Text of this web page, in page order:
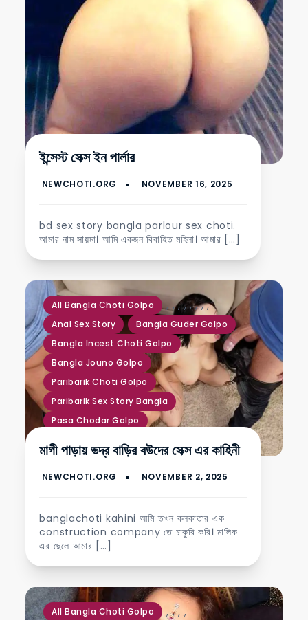
ইন্সেস্ট সেক্স ইন পার্লার
bd sex story bangla parlour sex choti.
আমার নাম সায়মা। আমি একজন বিবাহিত মহিলা। আমার […]
All Bangla Choti Golpo ,
Anal Sex Story
,
Bangla Guder Golpo
,
Bangla Incest Choti Golpo
,
Bangla Jouno Golpo
,
Paribarik Choti Golpo
,
Paribarik Sex Story Bangla
,
Pasa Chodar Golpo
,
মাগী পাড়ায় ভদ্র বাড়ির বউদের সেক্স এর কাহিনী
banglachoti kahini আমি তখন কলকাতার এক
construction company তে চাকুরি করি। মালিক
এর ছেলে আমার […]
All Bangla Choti Golpo ,,, ,